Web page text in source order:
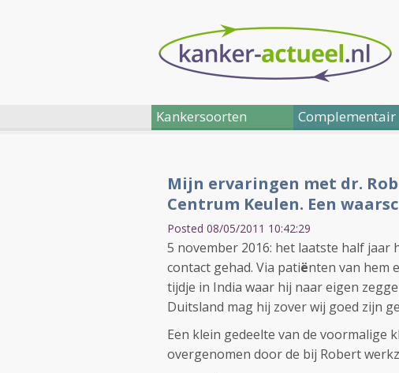
Kankersoorten Complementair
Mijn ervaringen met dr.
Centrum Keulen. Een
Posted 08/05/2011 10:42:29
5 november 2016: het laatste half
contact gehad. Via patiënten van hem
tijdje in India waar hij naar eigen
Duitsland mag hij zover wij goed zijn
Een klein gedeelte van de voormalige
overgenomen door de bij Robert